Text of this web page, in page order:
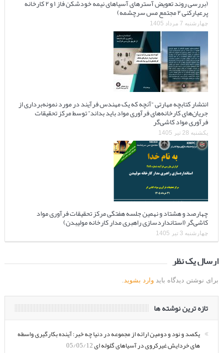
(بررسی روند تعویض آسترهای آسیاهای نیمه خودشکن فاز ۱ و ۲ کارخانه
پرعیارکنی ۲ مجتمع مس سرچشمه)
چهارشنبه 7 مرداد 1405
انتشار کتابچه مهارتی “آنچه که یک مهندس فرآیند در مورد نمونه‌برداری از
جریان‌های کارخانه‌های فرآوری مواد باید بداند” توسط مرکز تحقیقات
فرآوری مواد کاشی‌گر
یکشنبه 28 تیر 1405
چهارصد و هشتاد و نهمین جلسه هفتگی مرکز تحقیقات فرآوری مواد
کاشی‌گر (استانداردسازی راهبری مدار کارخانه مولیبدن)
چهارشنبه 3 تیر 1405
ارسال یک نظر
برای نوشتن دیدگاه باید وارد بشوید.
تازه ترین نوشته ها
یکصد و نود و دومین ارائه از مجموعه در دنیا چه خبر: آینده بکارگیری واسطه
های خردایش غیرکروی در آسیاهای گلوله ای05/05/12